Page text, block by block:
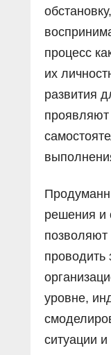
процесс
их
развития
проявляют
решения и
проводить
уровне,
ситуации и